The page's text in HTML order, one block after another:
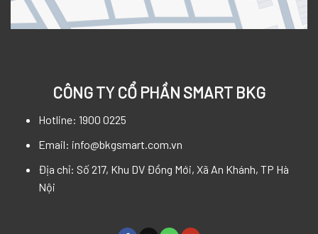
CÔNG TY CỔ PHẦN SMART BKG
Hotline: 1900 0225
Email: info@bkgsmart.com.vn
Địa chỉ: Số 217, Khu DV Đồng Mới, Xã An Khánh, TP Hà
Nội